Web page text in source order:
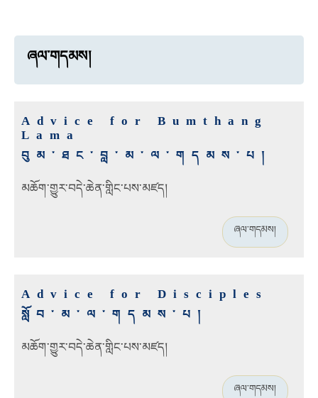
ཞལ་གདམས།
Advice for Bumthang
Lama
བུམ་ཐང་བླ་མ་ལ་གདམས་པ།
མཆོག་གྱུར་བདེ་ཆེན་གླིང་པས་མཛད།
ཞལ་གདམས།
Advice for Disciples
སློབ་མ་ལ་གདམས་པ།
མཆོག་གྱུར་བདེ་ཆེན་གླིང་པས་མཛད།
ཞལ་གདམས།